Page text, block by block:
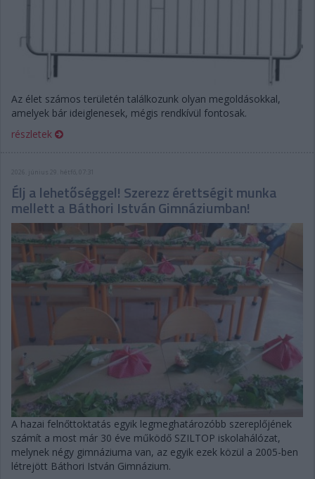
Az élet számos területén találkozunk olyan megoldásokkal,
amelyek bár ideiglenesek, mégis rendkívül fontosak.
részletek
2026. június 29. hétfő, 07:31
Élj a lehetőséggel! Szerezz érettségit munka
mellett a Báthori István Gimnáziumban!
A hazai felnőttoktatás egyik legmeghatározóbb szereplőjének
számít a most már 30 éve működő SZILTOP iskolahálózat,
melynek négy gimnáziuma van, az egyik ezek közül a 2005-ben
létrejött Báthori István Gimnázium.